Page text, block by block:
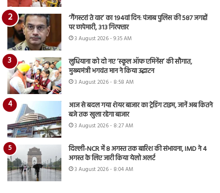
‘गैंगस्टरां ते वार’ का 194वां दिन: पंजाब पुलिस की 587 जगहों
पर छापेमारी, 313 गिरफ्तार
3 August 2026 - 9:35 AM
लुधियाना को दो नए ‘स्कूल ऑफ एमिनेंस’ की सौगात,
मुख्यमंत्री भगवंत मान ने किया उद्घाटन
3 August 2026 - 8:58 AM
आज से बदल गया शेयर बाजार का ट्रेडिंग टाइम, जानें अब कितने
बजे तक खुला रहेगा बाजार
3 August 2026 - 8:27 AM
दिल्ली-NCR में 8 अगस्त तक बारिश की संभावना, IMD ने 4
अगस्त के लिए जारी किया येलो अलर्ट
3 August 2026 - 8:04 AM